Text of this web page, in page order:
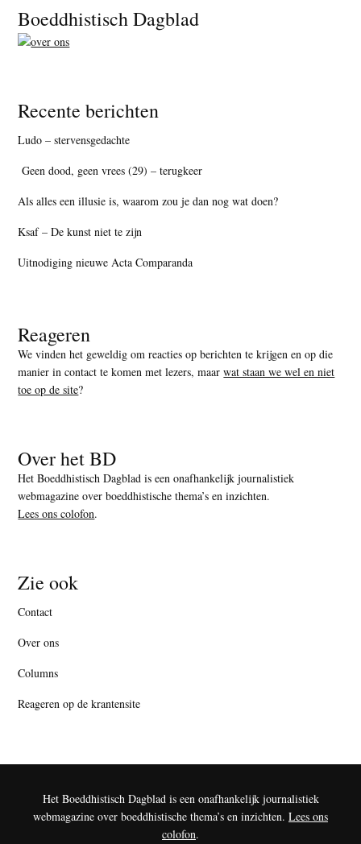
Footer
Boeddhistisch Dagblad
Recente berichten
Ludo – stervensgedachte
Geen dood, geen vrees (29) – terugkeer
Als alles een illusie is, waarom zou je dan nog wat doen?
Ksaf – De kunst niet te zijn
Uitnodiging nieuwe Acta Comparanda
Reageren
We vinden het geweldig om reacties op berichten te krijgen en op die
manier in contact te komen met lezers, maarwat staan we wel en niet
toe op de site?
Over het BD
Het Boeddhistisch Dagblad is een onafhankelijk journalistiek
webmagazine over boeddhistische thema’s en inzichten.
Lees ons colofon.
Zie ook
Contact
Over ons
Columns
Reageren op de krantensite
Het Boeddhistisch Dagblad is een onafhankelijk journalistiek
webmagazine over boeddhistische thema’s en inzichten. Lees ons
colofon.